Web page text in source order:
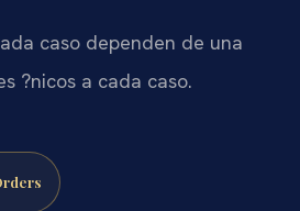
caso dependen de una
?nicos a cada caso.